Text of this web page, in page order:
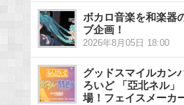
ボカロ音楽を和楽器
ブ企画！
2026年8月05日 18:00
グッドスマイルカン
ろいど 「亞北ネル」
場！フェイスメーカ